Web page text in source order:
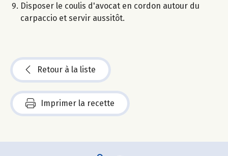
Disposer le coulis d'avocat en cordon autour du
carpaccio et servir aussitôt.
Retour à la liste
Imprimer la recette